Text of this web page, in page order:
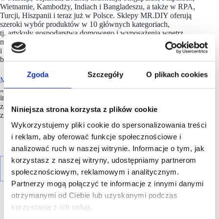
Zgoda Szczegóły O plikach cookies
Niniejsza strona korzysta z plików cookie
Wykorzystujemy pliki cookie do spersonalizowania treści
i reklam, aby oferować funkcje społecznościowe i
analizować ruch w naszej witrynie. Informacje o tym, jak
korzystasz z naszej witryny, udostępniamy partnerom
społecznościowym, reklamowym i analitycznym.
Partnerzy mogą połączyć te informacje z innymi danymi
otrzymanymi od Ciebie lub uzyskanymi podczas
korzystania z ich usług.
Wietnamie, Kambodży, Indiach i Bangladeszu, a także w RPA,
Turcji, Hiszpanii i teraz już w Polsce. Sklepy MR.DIY oferują
szeroki wybór produktów w 10 głównych kategoriach,
tj. artykuły gospodarstwa domowego i wyposażenia wnętrz,
majsterkowanie, artykuły elektryczne, akcesoria papiernicze
i sportowe oraz inne (w tym zabawki, akcesoria samochodowe,
biżuteria).
MR.DIYpozostaje wierny obietnicy dostarczania klientom
„Zawsze Niskich Cen”. Firma nieustannie poszukuje
innowacyjnych sposobów na wzbogacenie doświadczeń
zakupowych konsumentów, zapewniając, że każda osoba
znajdzie wartość i satysfakcję w tym, co oferuje marka.